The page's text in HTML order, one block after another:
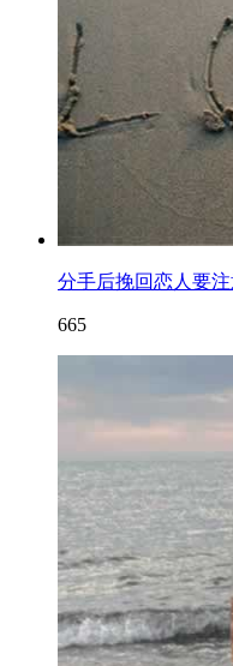
分手后挽回恋人要
665